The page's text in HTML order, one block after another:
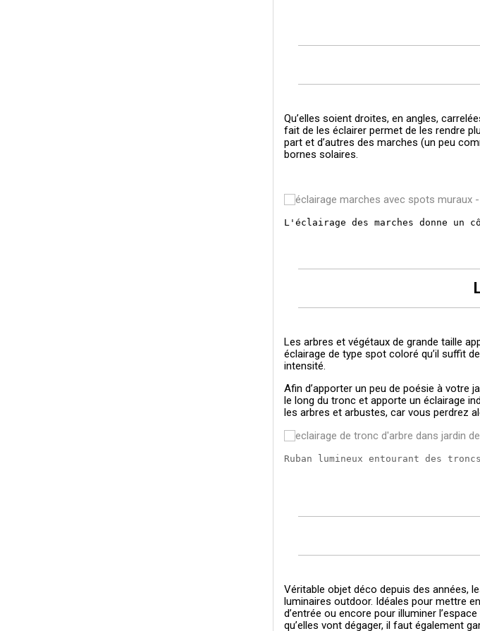
Qu’elles soient droites, en angles,
fait de les éclairer permet de les rendre
part et d’autres des marches (un peu
bornes solaires.
L'éclairage des marches donne un
Les arbres et végétaux de grande taille
éclairage de type spot coloré qu’il suffit
intensité.
Afin d’apporter un peu de poésie à votre
le long du tronc et apporte un éclairage
les arbres et arbustes, car vous perdrez
Ruban lumineux entourant des
Véritable objet déco depuis des années,
luminaires outdoor. Idéales pour mettre
d’entrée ou encore pour illuminer
qu’elles vont dégager, il faut également